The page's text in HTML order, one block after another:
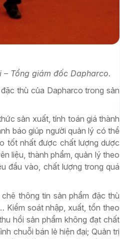
– Tổng giám đốc Dapharco.
thù của Dapharco trong sản
sản xuất, tính toán giá thành
báo giúp người quản lý có thể
tốt nhất được chất lượng dược
liệu, thành phẩm, quản lý theo
đầu vào, chất lượng trong quá
thông tin sản phẩm đặc thù
Kiểm soát nhập, xuất, tồn theo
hồi sản phẩm không đạt chất
chuỗi bán lẻ hiện đại; Quản trị